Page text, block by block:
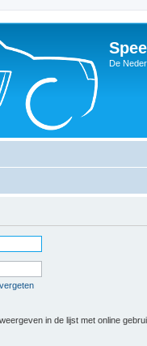
De
in de lijst met online